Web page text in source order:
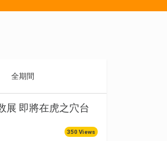
全期間
展 即將在虎之穴台
350 Views